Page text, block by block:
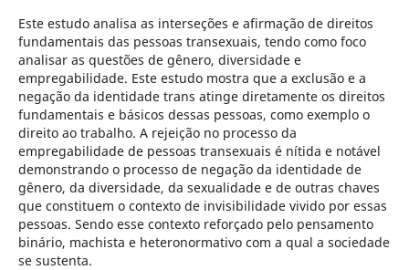
Este estudo analisa as interseções e afirmação de direitos
fundamentais das pessoas transexuais, tendo como foco
analisar as questões de gênero, diversidade e
empregabilidade. Este estudo mostra que a exclusão e a
negação da identidade trans atinge diretamente os direitos
fundamentais e básicos dessas pessoas, como exemplo o
direito ao trabalho. A rejeição no processo da
empregabilidade de pessoas transexuais é nítida e notável
demonstrando o processo de negação da identidade de
gênero, da diversidade, da sexualidade e de outras chaves
que constituem o contexto de invisibilidade vivido por essas
pessoas. Sendo esse contexto reforçado pelo pensamento
binário, machista e heteronormativo com a qual a sociedade
se sustenta.